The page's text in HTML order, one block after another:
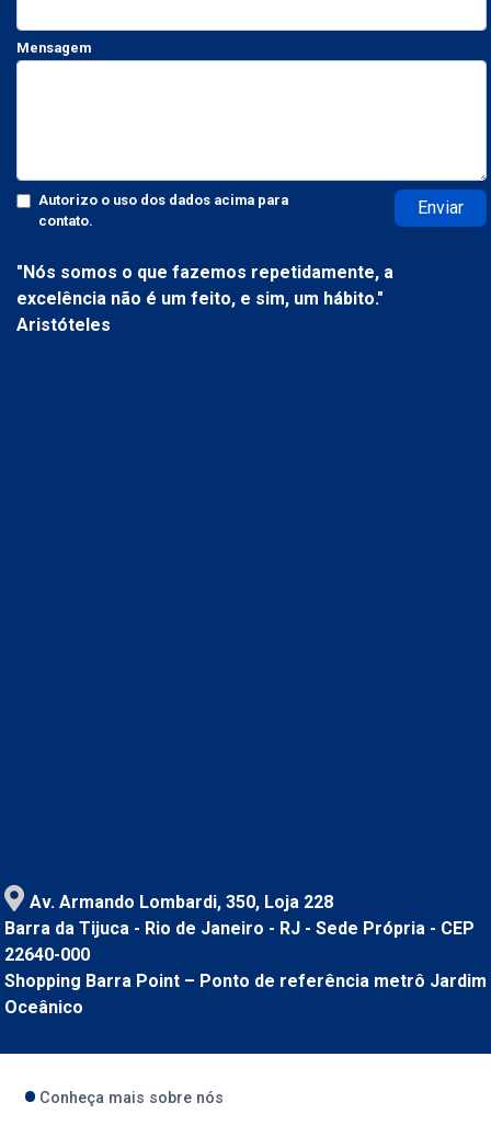
Mensagem
Autorizo o uso dos dados acima para
contato.
Enviar
"Nós somos o que fazemos repetidamente, a
excelência não é um feito, e sim, um hábito."
Aristóteles
Av. Armando Lombardi, 350, Loja 228
Barra da Tijuca - Rio de Janeiro - RJ - Sede Própria - CEP
22640-000
Shopping Barra Point – Ponto de referência metrô Jardim
Oceânico
Conheça mais sobre nós